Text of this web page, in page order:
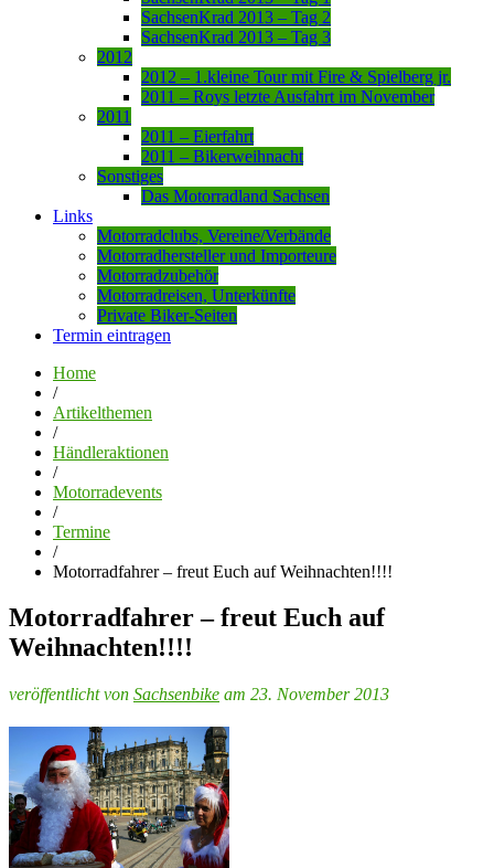
SachsenKrad 2013 – Tag 2
SachsenKrad 2013 – Tag 3
2012
2012 – 1.kleine Tour mit Fire & Spielberg jr.
2011 – Roys letzte Ausfahrt im November
2011
2011 – Eierfahrt
2011 – Bikerweihnacht
Sonstiges
Das Motorradland Sachsen
Links
Motorradclubs, Vereine/Verbände
Motorradhersteller und Importeure
Motorradzubehör
Motorradreisen, Unterkünfte
Private Biker-Seiten
Termin eintragen
Home
/
Artikelthemen
/
Händleraktionen
/
Motorradevents
/
Termine
/
Motorradfahrer – freut Euch auf Weihnachten!!!!
Motorradfahrer – freut Euch auf
Weihnachten!!!!
veröffentlicht von Sachsenbike am 23. November 2013